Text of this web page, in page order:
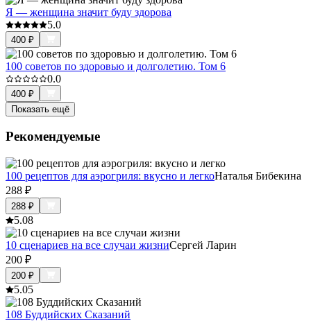
Я — женщина значит буду здорова
5.0
400 ₽
100 советов по здоровью и долголетию. Том 6
0.0
400 ₽
Показать ещё
Рекомендуемые
100 рецептов для аэрогриля: вкусно и легкоНаталья Бибекина
288 ₽
288 ₽
5.08
10 сценариев на все случаи жизниСергей Ларин
200 ₽
200 ₽
5.05
108 Буддийских Сказаний